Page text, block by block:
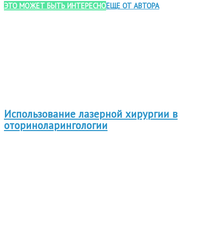
ЭТО МОЖЕТ БЫТЬ ИНТЕРЕСНОЕЩЕ ОТ АВТОРА
Использование лазерной хирургии в
оториноларингологии